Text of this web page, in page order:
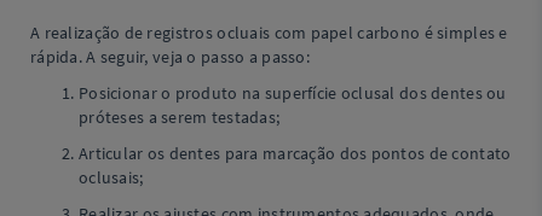
A realização de registros ocluais com papel carbono é simples e
rápida. A seguir, veja o passo a passo:
Posicionar o produto na superfície oclusal dos dentes ou
próteses a serem testadas;
Articular os dentes para marcação dos pontos de contato
oclusais;